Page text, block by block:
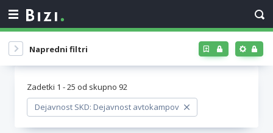
Napredni filtri
Zadetki 1 -25 od skupno 92
Dejavnost SKD: Dejavnost avtokampov